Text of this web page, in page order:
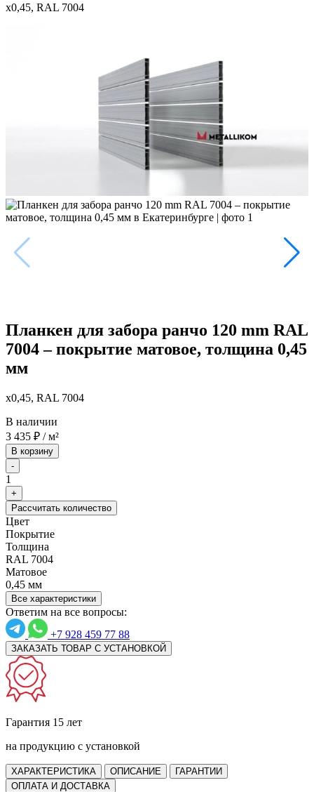
x0,45, RAL 7004
Планкен для забора ранчо 120 mm RAL
7004 – покрытие матовое, толщина 0,45
мм
x0,45, RAL 7004
В наличии
3 435 ₽ / м²
В корзину
-
1
+
Рассчитать количество
Цвет
Покрытие
Толщина
RAL 7004
Матовое
0,45 мм
Все характеристики
Ответим на все вопросы:
+7 928 459 77 88
ЗАКАЗАТЬ ТОВАР С УСТАНОВКОЙ
Гарантия 15 лет
на продукцию с установкой
ХАРАКТЕРИСТИКА ОПИСАНИЕ
ГАРАНТИИ
ОПЛАТА И ДОСТАВКА